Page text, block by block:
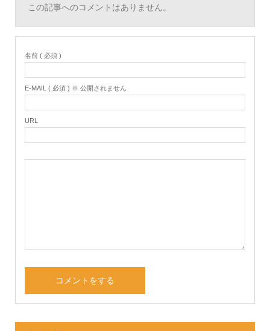
この記事へのコメントはありません。
名前 ( 必須 )
E-MAIL ( 必須 ) ※ 公開されません
URL